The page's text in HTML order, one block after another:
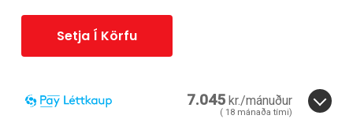
Setja Í Körfu
7.045 kr./mánuður
( 18 mánaða tími)